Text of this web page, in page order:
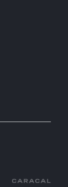
Caracal Agency